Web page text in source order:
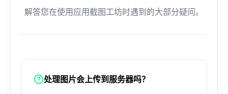
解答您在使用应用截图工坊时遇到的大部分疑问。
处理图片会上传到服务器吗？